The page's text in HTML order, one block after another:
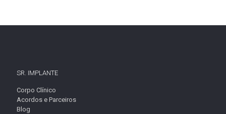
SR. IMPLANTE
Corpo Clínico
Acordos e Parceiros
Blog